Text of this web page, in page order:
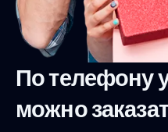
По телефону
можно